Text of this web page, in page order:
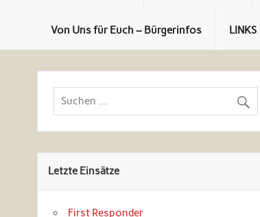
Von Uns für Euch – Bürgerinfos LINKS
Letzte Einsätze
First Responder